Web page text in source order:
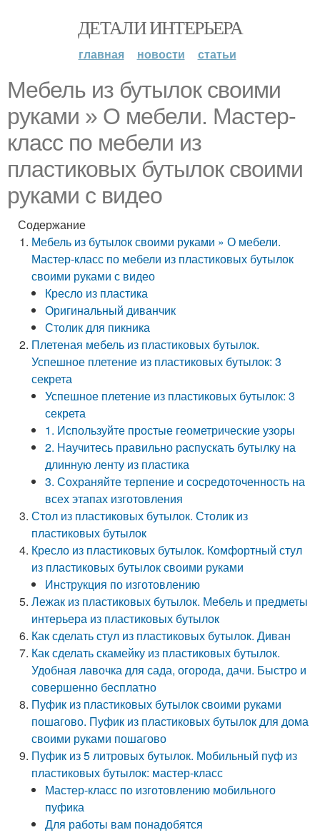
ДЕТАЛИ ИНТЕРЬЕРА
главная новости статьи
Мебель из бутылок своими
руками » О мебели. Мастер-
класс по мебели из
пластиковых бутылок своими
руками с видео
Содержание
Мебель из бутылок своими руками » О мебели.
Мастер-класс по мебели из пластиковых бутылок
своими руками с видео
Кресло из пластика
Оригинальный диванчик
Столик для пикника
Плетеная мебель из пластиковых бутылок.
Успешное плетение из пластиковых бутылок: 3
секрета
Успешное плетение из пластиковых бутылок: 3
секрета
1. Используйте простые геометрические узоры
2. Научитесь правильно распускать бутылку на
длинную ленту из пластика
3. Сохраняйте терпение и сосредоточенность на
всех этапах изготовления
Стол из пластиковых бутылок. Столик из
пластиковых бутылок
Кресло из пластиковых бутылок. Комфортный стул
из пластиковых бутылок своими руками
Инструкция по изготовлению
Лежак из пластиковых бутылок. Мебель и предметы
интерьера из пластиковых бутылок
Как сделать стул из пластиковых бутылок. Диван
Как сделать скамейку из пластиковых бутылок.
Удобная лавочка для сада, огорода, дачи. Быстро и
совершенно бесплатно
Пуфик из пластиковых бутылок своими руками
пошагово. Пуфик из пластиковых бутылок для дома
своими руками пошагово
Пуфик из 5 литровых бутылок. Мобильный пуф из
пластиковых бутылок: мастер-класс
Мастер-класс по изготовлению мобильного
пуфика
Для работы вам понадобятся